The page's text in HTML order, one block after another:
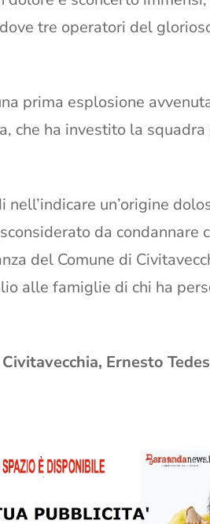
tre operatori del
prima esplosione
che ha investito la
un’origine
da condannare
del Comune di
alle famiglie di chi ha
Ernesto